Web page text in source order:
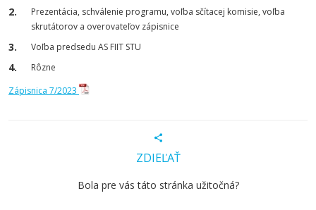
Prezentácia, schválenie programu, voľba sčítacej komisie, voľba
skrutátorov a overovateľov zápisnice
Voľba predsedu AS FIIT STU
Rôzne
Zápisnica 7/2023
ZDIEĽAŤ
Bola pre vás táto stránka užitočná?